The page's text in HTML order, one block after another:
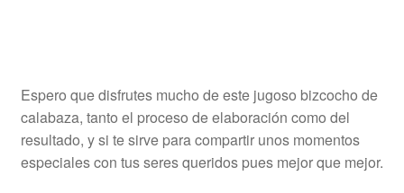
Espero que disfrutes mucho de este jugoso bizcocho de
calabaza, tanto el proceso de elaboración como del
resultado, y si te sirve para compartir unos momentos
especiales con tus seres queridos pues mejor que mejor.